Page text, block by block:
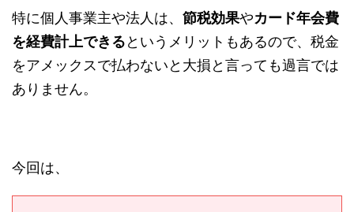
特に個人事業主や法人は、 節税効果やカード年会費
を経費計上できるというメリットもあるので、税金
をアメックスで払わないと大損と言っても過言では
ありません。
今回は、